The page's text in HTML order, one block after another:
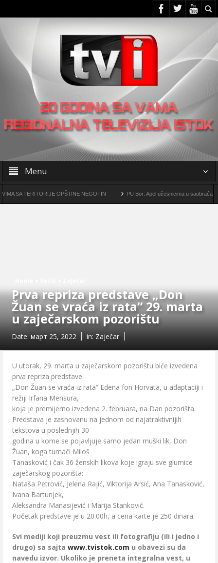
Menu
TERITORIJE OPŠTINE NEGOTIN PU Bor: Apel učesnicima u saobraćaju da
Prva repriza predstave „Don
Žuan se vraća iz rata“ 29. marta
u zaječarskom pozorištu
Date:март 25, 2022 in: Zaječar
U utorak, 29. marta u zaječarskom pozorištu biće izvedena
prva repriza predstave
„Don Žuan se vraća iz rata“ Edena fon Horvata, u adaptaciji i
režiji Irfana Mensura,
koja je premijerno izvedena 2. februara, na Dan pozorišta.
Predstava je zasnovanu na jednom od najatraktivnijih
tekstova u poslednjih 30
godina u kome se pojavljuje samo jedan muški lik, Don
Žuan, koga tumači Miloš
Tanasković i čak 36 ženskih likova koje igraju sve glumice
zaječarskog pozorišta:
Nataša Petrović, Jelena Rajić, Viktorija Arsić, Ana Tanasković,
Ivana Bartunjek,
Aleksandra Manasijević i Marija Stanković.
Početak predstave je u 20.00h, a cena karte je 250 dinara.
Svi mediji koji preuzmu vest ili fotografiju (ili i jedno i
drugo) sa sajtawww.tvistok.com u obavezi su da
navedu izvor. Ukoliko je preneta integralna vest, u